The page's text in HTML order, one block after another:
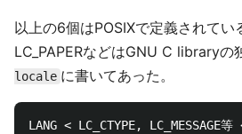
以上の6個はPOSIXで定義されてい
LC_PAPERなどはGNU C libraryの
locale に書いてあった。